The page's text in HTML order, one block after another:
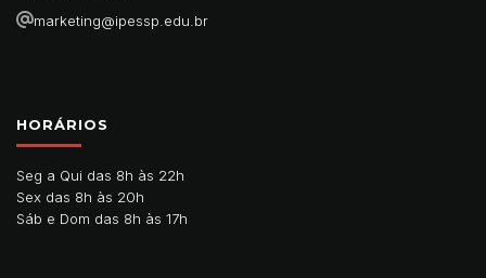
marketing@ipessp.edu.br
HORÁRIOS
Seg a Qui das 8h às 22h
Sex das 8h às 20h
Sáb e Dom das 8h às 17h